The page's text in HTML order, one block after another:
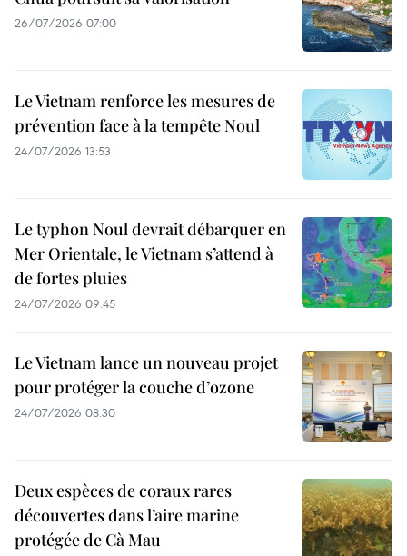
26/07/2026 07:00
Le Vietnam renforce les mesures de
prévention face à la tempête Noul
24/07/2026 13:53
Le typhon Noul devrait débarquer en
Mer Orientale, le Vietnam s’attend à
de fortes pluies
24/07/2026 09:45
Le Vietnam lance un nouveau projet
pour protéger la couche d’ozone
24/07/2026 08:30
Deux espèces de coraux rares
découvertes dans l’aire marine
protégée de Cà Mau